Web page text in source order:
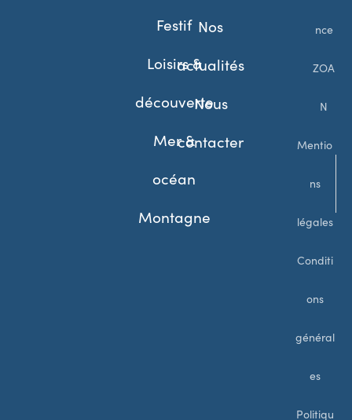
Festif
Loisirs &
découverte
Mer &
océan
Montagne
Nos
actualités
Nous
contacter
nce
ZOA
N
Mentio
ns
légales
Conditi
ons
général
es
Politiqu